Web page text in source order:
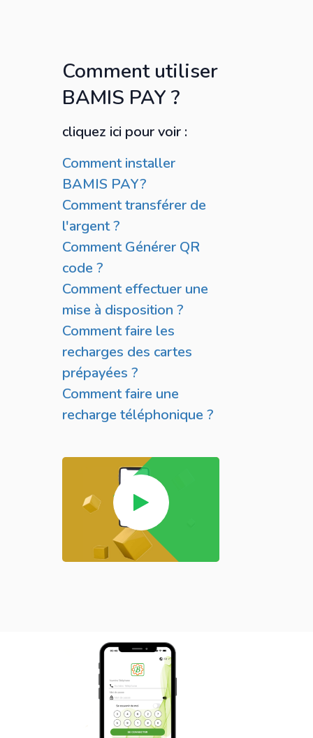
Comment utiliser
BAMIS PAY ?
cliquez ici pour voir :
Comment installer
BAMIS PAY?
Comment transférer de
l'argent ?
Comment Générer QR
code ?
Comment effectuer une
mise à disposition ?
Comment faire les
recharges des cartes
prépayées ?
Comment faire une
recharge téléphonique ?